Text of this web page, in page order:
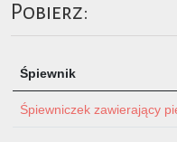
Pobierz:
Śpiewnik
Śpiewniczek zawierający